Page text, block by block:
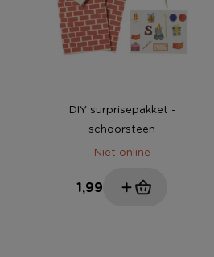
DIY surprisepakket -
schoorsteen
Niet online
1,99